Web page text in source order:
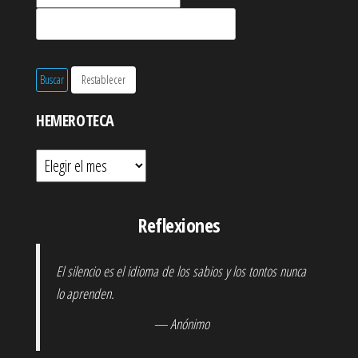
HEMEROTECA
Hemeroteca
Reflexiones
El silencio es el idioma de los sabios y los tontos nunca
lo aprenden.
— Anónimo